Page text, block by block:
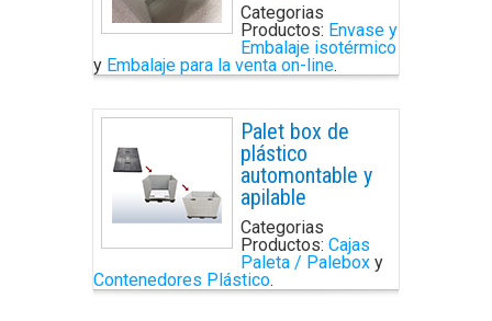
Categorias
Productos: Envase y
Embalaje isotérmico
y Embalaje para la venta on-line.
Palet box de
plástico
automontable y
apilable
Categorias
Productos: Cajas
Paleta / Palebox y
Contenedores Plástico.